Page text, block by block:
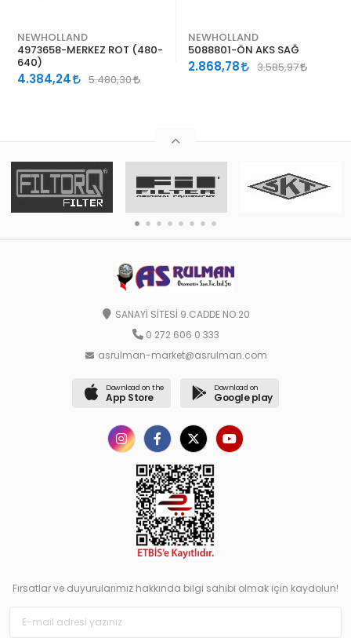
NEWHOLLAND
4973658-MERKEZ ROT (480-
640)
4.384,24 5.480,30
NEWHOLLAND
5088801-ÖN AKS SAĞ
2.868,78 3.585,97
SANAYİ SİTESİ 9.CADDE NO:20
0 272 606 0 333
asrulman-market@asrulman.com
Download on the
App Store
Download on
Google play
Fırsatlar ve duyurularımız hakkında bilgi sahibi olmak için kaydolun!